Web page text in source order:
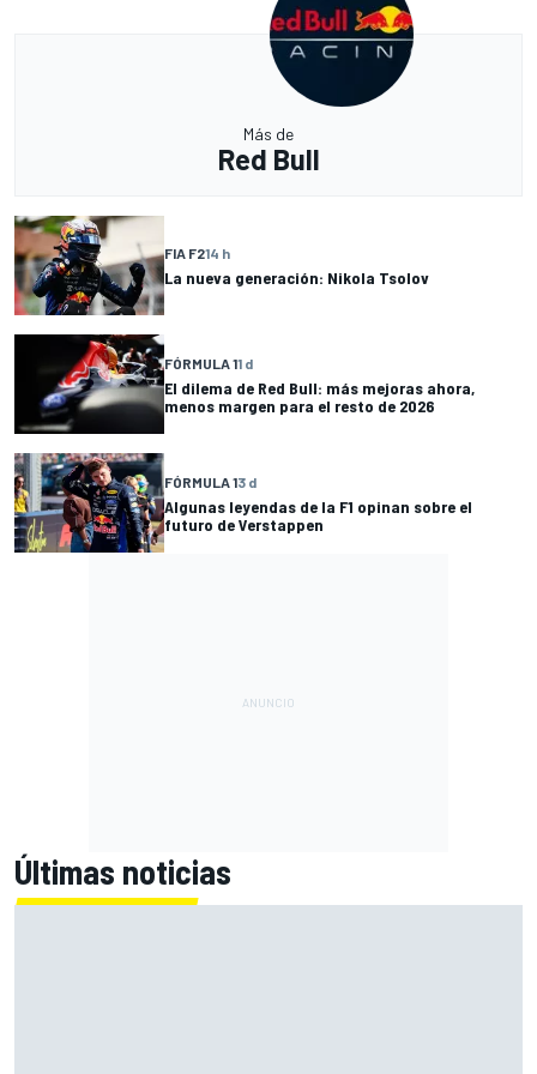
Más de
Red Bull
FIA F214 h
La nueva generación: Nikola Tsolov
FÓRMULA 11 d
El dilema de Red Bull: más mejoras ahora,
menos margen para el resto de 2026
FÓRMULA 13 d
Algunas leyendas de la F1 opinan sobre el
futuro de Verstappen
Últimas noticias